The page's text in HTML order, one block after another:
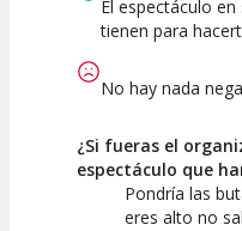
El espectáculo
tienen para
No hay nada
¿Si fueras el
espectáculo que
Pondría las
eres alto no